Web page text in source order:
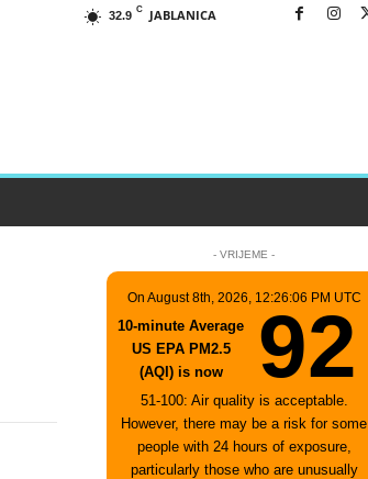
32.9 C JABLANICA
- VRIJEME -
On August 8th, 2026, 12:26:06 PM UTC
10-minute Average
US EPA PM2.5
(AQI) is now
92
51-100: Air quality is acceptable.
However, there may be a risk for some
people with 24 hours of exposure,
particularly those who are unusually